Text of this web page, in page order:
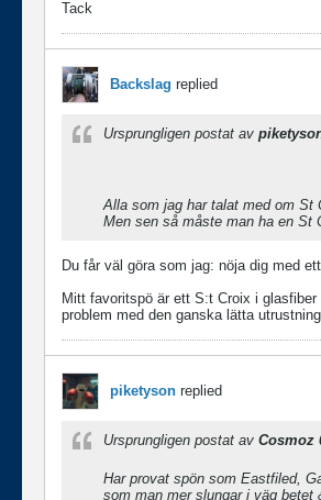
Tack
Backslag replied
Ursprungligen postat av
Alla som jag har talat med om St
Men sen så måste man ha en St
Du får väl göra som jag: nöja dig med
Mitt favoritspö är ett S:t Croix i
problem med den ganska lätta
piketyson replied
Ursprungligen postat av Cosmoz
Har provat spön som Eastfiled,
som man mer slungar i väg